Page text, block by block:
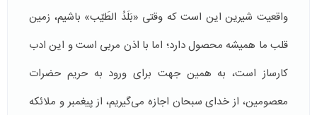
واقعیت شیرین این است که وقتی «بَلَدُ الطَیّب» باشیم، زمین
قلب ما همیشه محصول دارد؛ اما با اذن مربی است و این ادب
کارساز است، به همین جهت برای ورود به حریم حضرات
معصومین، از خدای سبحان اجازه می‌گیریم، از پیغمبر و ملائکه